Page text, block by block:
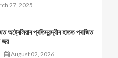
27, 2025
প্ৰতিদ্বন্দ্বীৰ হাতত পৰাজিত
জয়
August 02, 2026